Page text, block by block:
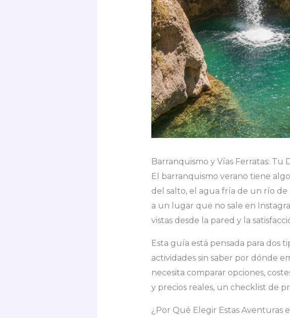
Barranquismo y Vías Ferratas: Tu
El barranquismo verano tiene
del salto, el agua fría de un río
a un lugar que no sale en
vistas desde la pared y la
Esta guía está pensada para dos
actividades sin saber por dónde
necesita comparar opciones,
y precios reales, un checklist de
¿Por Qué Elegir Estas Aventuras